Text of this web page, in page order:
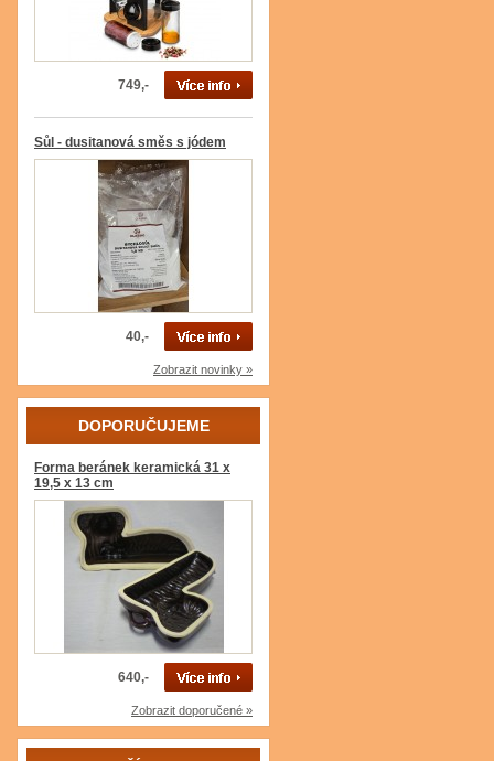
749,-
Sůl - dusitanová směs s jódem
40,-
Zobrazit novinky »
DOPORUČUJEME
Forma beránek keramická 31 x
19,5 x 13 cm
640,-
Zobrazit doporučené »